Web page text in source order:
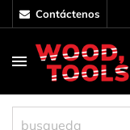
contáctenos